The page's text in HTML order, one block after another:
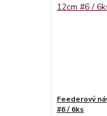
Feederový
#6 / 6ks